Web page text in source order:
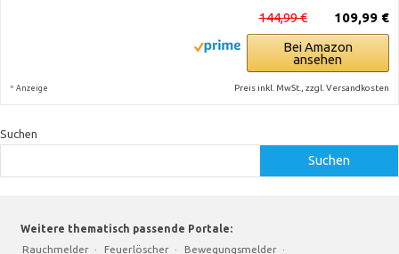
109,99 €
144,99 €
Bei Amazon
ansehen
* Anzeige Preis inkl. MwSt., zzgl. Versandkosten
Suchen
Suchen
Weitere thematisch passende Portale:
Rauchmelder · Feuerlöscher · Bewegungsmelder ·